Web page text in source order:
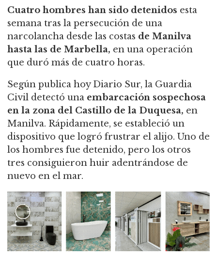
Cuatro hombres han sido detenidos esta
semana tras la persecución de una
narcolancha desde las costas de Manilva
hasta las de Marbella, en una operación
que duró más de cuatro horas.
Según publica hoy Diario Sur, la Guardia
Civil detectó una embarcación sospechosa
en la zona del Castillo de la Duquesa, en
Manilva. Rápidamente, se estableció un
dispositivo que logró frustrar el alijo. Uno de
los hombres fue detenido, pero los otros
tres consiguieron huir adentrándose de
nuevo en el mar.